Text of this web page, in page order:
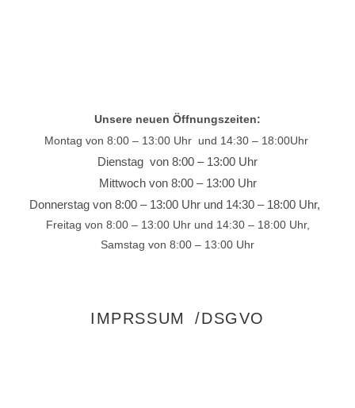
Unsere neuen Öffnungszeiten:
Montag von 8:00 – 13:00 Uhr und 14:30 – 18:00Uhr
Dienstag von 8:00 – 13:00 Uhr
Mittwoch von 8:00 – 13:00 Uhr
Donnerstag von 8:00 – 13:00 Uhr und 14:30 – 18:00 Uhr,
Freitag von 8:00 – 13:00 Uhr und 14:30 – 18:00 Uhr,
Samstag von 8:00 – 13:00 Uhr
IMPRSSUM /DSGVO